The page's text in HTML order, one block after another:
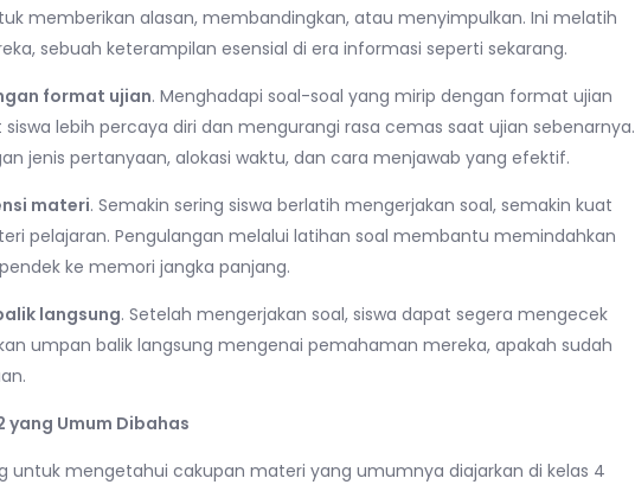
memberikan alasan, membandingkan, atau menyimpulkan. Ini melatih
sebuah keterampilan esensial di era informasi seperti sekarang.
format ujian. Menghadapi soal-soal yang mirip dengan format ujian
lebih percaya diri dan mengurangi rasa cemas saat ujian sebenarnya.
jenis pertanyaan, alokasi waktu, dan cara menjawab yang efektif.
materi. Semakin sering siswa berlatih mengerjakan soal, semakin kuat
pelajaran. Pengulangan melalui latihan soal membantu memindahkan
ke memori jangka panjang.
langsung. Setelah mengerjakan soal, siswa dapat segera mengecek
umpan balik langsung mengenai pemahaman mereka, apakah sudah
yang Umum Dibahas
untuk mengetahui cakupan materi yang umumnya diajarkan di kelas 4